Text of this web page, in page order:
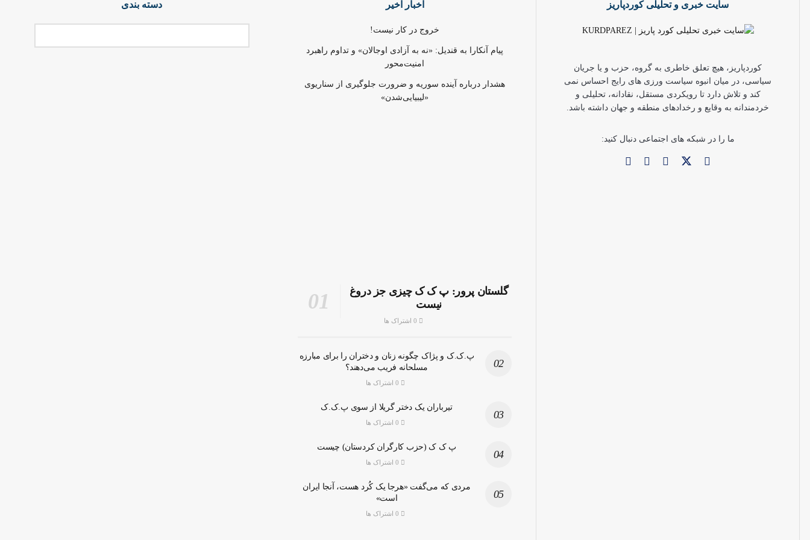
سایت خبری و تحلیلی کوردپاریز
کوردپاریز، هیچ تعلق خاطری به گروه، حزب و یا جریان
سیاسی، در میان انبوه سیاست ورزی های رایج احساس نمی
کند و تلاش دارد تا رویکردی مستقل، نقادانه، تحلیلی و
خردمندانه به وقایع و رخدادهای منطقه و جهان داشته باشد.
ما را در شبکه های اجتماعی دنبال کنید:
اخبار اخیر
خروج در کار نیست!
پیام آنکارا به قندیل: «نه به آزادی اوجالان» و تداوم راهبرد
امنیت‌محور
هشدار درباره آینده سوریه و ضرورت جلوگیری از سناریوی
«لیبیایی‌شدن»
گلستان پرور: پ ک ک چیزی جز دروغ
نیست
پ.ک.ک و پژاک چگونه زنان و دختران را برای مبارزه
مسلحانه فریب می‌دهند؟
تیرباران یک دختر گریلا از سوی پ.ک.ک
پ ک ک (حزب کارگران کردستان) چیست
مردی که می‌گفت «هرجا یک کُرد هست، آنجا ایران
است»
دسته بندی